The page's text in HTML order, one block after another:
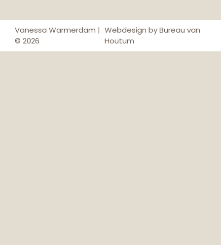
Vanessa Warmerdam |
© 2026
Webdesign by Bureau van
Houtum